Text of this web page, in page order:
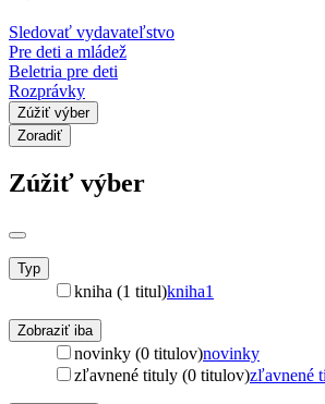
Sledovať vydavateľstvo
Pre deti a mládež
Beletria pre deti
Rozprávky
Zúžiť výber
Zoradiť
Zúžiť výber
Typ
kniha (1 titul)kniha1
Zobraziť iba
novinky (0 titulov)novinky
zľavnené tituly (0 titulov)zľavnené